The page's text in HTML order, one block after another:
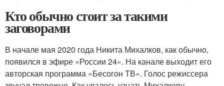
Кто обычно стоит за такими
заговорами
В начале мая 2020 года Никита Михалков, как обычно,
появился в эфире «России 24». На канале выходит его
авторская программа «Бесогон ТВ». Голос режиссера